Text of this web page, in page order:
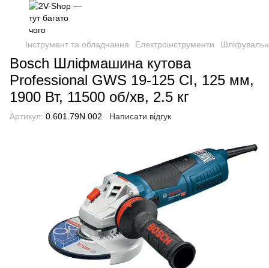
Інструмент та обладнання Електроінструменти
Bosch Шліфмашина кутова
Professional GWS 19-125 CI, 125 мм,
1900 Вт, 11500 об/хв, 2.5 кг
Артикул: 0.601.79N.002 Написати відгук